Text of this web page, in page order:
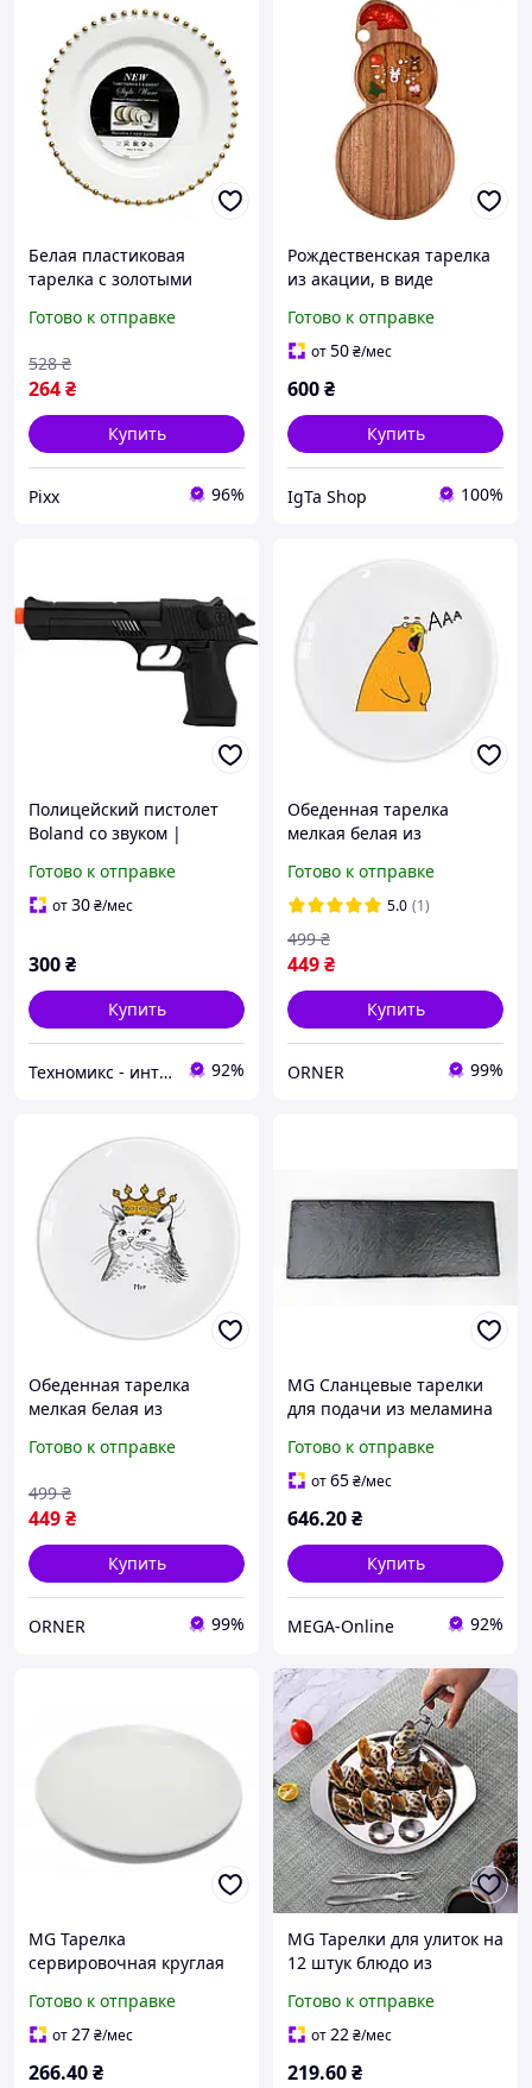
Белая пластиковая
тарелка с золотыми
премиум сервировочная
краем для свадеб,
банкетов pix
Готово к отправке
264₴
528 ₴
Купить
Pixx 96%
Рождественская тарелка
из акации, в виде
тарелка для
рождественской подачи
Готово к отправке
от50₴/мес
600₴
Купить
IgTa Shop 100%
Полицейский пистолет
Boland со звуком |
костюмов, карнавала,
тематической вечеринки
Готово к отправке
от30₴/мес
300₴
Купить
Техномикс - интернет - магазин качественной техники, электроники и других товаров для дома и работы 92%
Обеденная тарелка
мелкая белая из
принтом круглая «Сурок
ААА» / Тарелки для дома
Готово к отправке
5.0 (1)
449₴
499 ₴
Купить
ORNER 99%
Обеденная тарелка
мелкая белая из
рисунком круглая «Кошка
дома
Готово к отправке
449₴
499 ₴
Купить
ORNER 99%
MG Сланцевые тарелки
для подачи из меламина
ГЕТА доски для суши
Доска для суши
Готово к отправке
от65₴/мес
646.20₴
Купить
MEGA-Online 92%
MG Тарелка
сервировочная круглая
небьющаяся 28 см Блюдо
для подачи суши Блюдо
Готово к отправке
от27₴/мес
266.40₴
MG Тарелки для улиток на
12 штук блюдо из
Тарелки для красивой
подачи блюд
Готово к отправке
от22₴/мес
219.60₴